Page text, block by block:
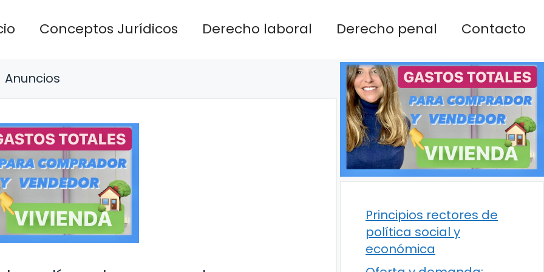
Conceptos Jurídicos Derecho laboral Derecho penal Contacto
Anuncios
Principios rectores de
política social y
económica